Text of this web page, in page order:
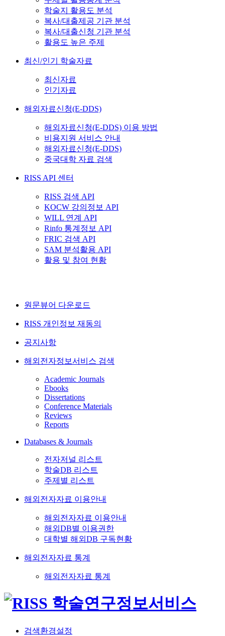
학술지 활용도 분석
복사/대출제공 기관 분석
복사/대출신청 기관 분석
활용도 높은 주제
최신/인기 학술자료
최신자료
인기자료
해외자료신청(E-DDS)
해외자료신청(E-DDS) 이용 방법
비용지원 서비스 안내
해외자료신청(E-DDS)
중국대학 자료 검색
RISS API 센터
RISS 검색 API
KOCW 강의정보 API
WILL 연계 API
Rinfo 통계정보 API
FRIC 검색 API
SAM 분석활용 API
활용 및 참여 현황
원문뷰어 다운로드
RISS 개인정보 재동의
공지사항
해외전자정보서비스 검색
Academic Journals
Ebooks
Dissertations
Conference Materials
Reviews
Reports
Databases & Journals
전자저널 리스트
학술DB 리스트
주제별 리스트
해외전자자료 이용안내
해외전자자료 이용안내
해외DB별 이용권한
대학별 해외DB 구독현황
해외전자자료 통계
해외전자자료 통계
검색환경설정